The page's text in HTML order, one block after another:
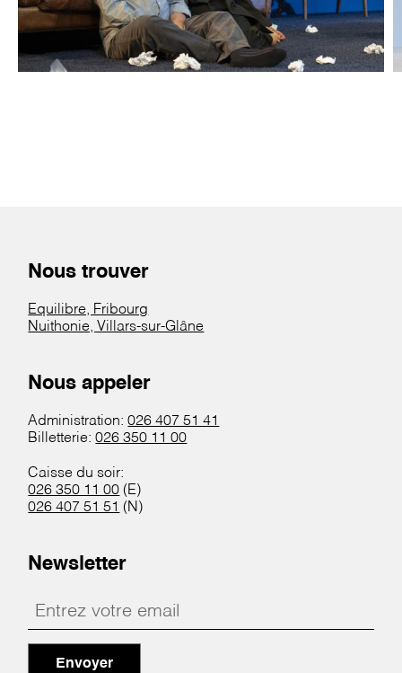
Nous trouver
Equilibre, Fribourg
Nuithonie, Villars-sur-Glâne
Nous appeler
Administration:026 407 51 41
Billetterie:026 350 11 00
Caisse du soir:
026 350 11 00 (E)
026 407 51 51 (N)
Newsletter
Envoyer